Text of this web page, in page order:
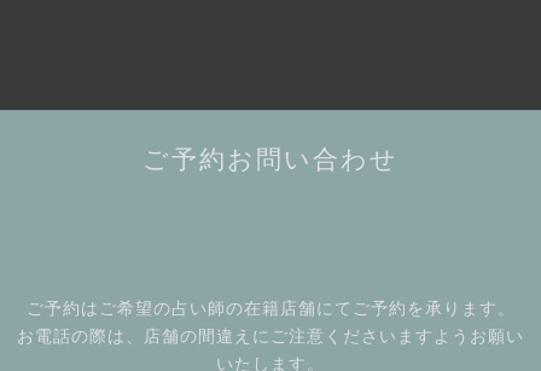
ご予約お問い合わせ
ご予約はご希望の占い師の在籍店舗にてご予約を承ります。
お電話の際は、店舗の間違えにご注意くださいますようお願い
いたします。